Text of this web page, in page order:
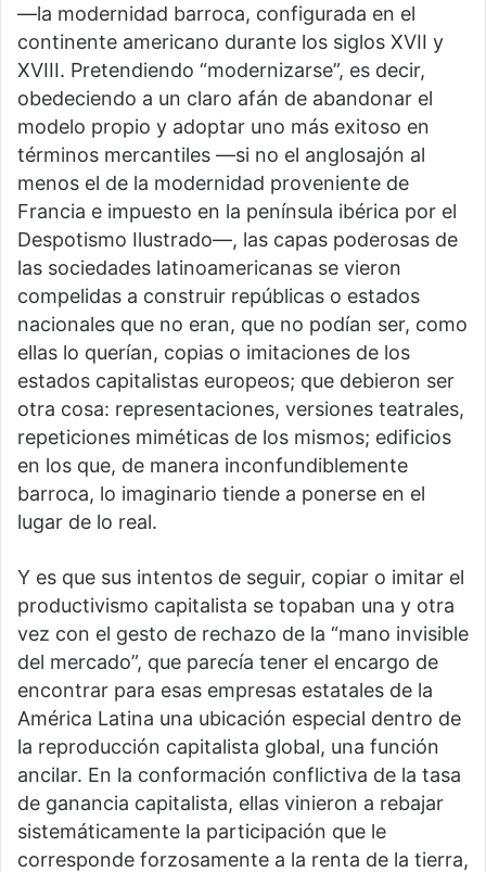
—la modernidad barroca, configurada en el
continente americano durante los siglos XVII y
XVIII. Pretendiendo “modernizarse”, es decir,
obedeciendo a un claro afán de abandonar el
modelo propio y adoptar uno más exitoso en
términos mercantiles —si no el anglosajón al
menos el de la modernidad proveniente de
Francia e impuesto en la península ibérica por el
Despotismo Ilustrado—, las capas poderosas de
las sociedades latinoamericanas se vieron
compelidas a construir repúblicas o estados
nacionales que no eran, que no podían ser, como
ellas lo querían, copias o imitaciones de los
estados capitalistas europeos; que debieron ser
otra cosa: representaciones, versiones teatrales,
repeticiones miméticas de los mismos; edificios
en los que, de manera inconfundiblemente
barroca, lo imaginario tiende a ponerse en el
lugar de lo real.
Y es que sus intentos de seguir, copiar o imitar el
productivismo capitalista se topaban una y otra
vez con el gesto de rechazo de la “mano invisible
del mercado”, que parecía tener el encargo de
encontrar para esas empresas estatales de la
América Latina una ubicación especial dentro de
la reproducción capitalista global, una función
ancilar. En la conformación conflictiva de la tasa
de ganancia capitalista, ellas vinieron a rebajar
sistemáticamente la participación que le
corresponde forzosamente a la renta de la tierra,